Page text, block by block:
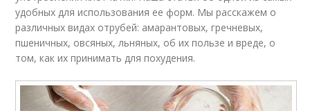
удобных для использования ее форм. Мы расскажем о
различных видах отрубей: амарантовых, гречневых,
пшеничных, овсяных, льняных, об их пользе и вреде, о
том, как их принимать для похудения.